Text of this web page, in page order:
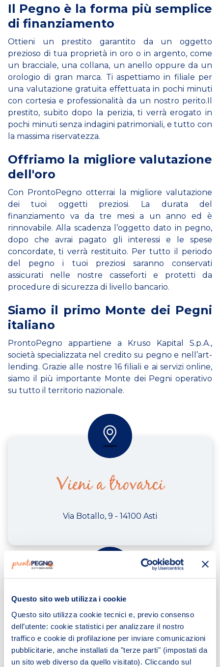
Questo sito web utilizza i cookie
Questo sito utilizza cookie tecnici e, previo consenso
dell’utente: cookie statistici per analizzare il nostro
traffico e cookie di profilazione per inviare comunicazioni
pubblicitarie, anche installati da "terze parti" (impostati da
un sito web diverso da quello visitato). Cliccando sul
Il Pegno è la forma più semplice
di finanziamento
Ottieni un prestito garantito da un oggetto
prezioso di tua proprietà in oro o in argento, come
un bracciale, una collana, un anello oppure da un
orologio di gran marca. Ti aspettiamo in filiale per
una valutazione gratuita effettuata in pochi minuti
con cortesia e professionalità da un nostro perito.Il
prestito, subito dopo la perizia, ti verrà erogato in
pochi minuti senza indagini patrimoniali, e tutto con
la massima riservatezza.
Offriamo la migliore valutazione
dell'oro
Con ProntoPegno otterrai la migliore valutazione
dei tuoi oggetti preziosi. La durata del
finanziamento va da tre mesi a un anno ed è
rinnovabile. Alla scadenza l’oggetto dato in pegno,
dopo che avrai pagato gli interessi e le spese
concordate, ti verrà restituito. Per tutto il periodo
del pegno i tuoi preziosi saranno conservati
assicurati nelle nostre casseforti e protetti da
procedure di sicurezza di livello bancario.
Siamo il primo Monte dei Pegni
italiano
ProntoPegno appartiene a Kruso Kapital S.p.A.,
società specializzata nel credito su pegno e nell’art-
lending. Grazie alle nostre 16 filiali e ai servizi online,
siamo il più importante Monte dei Pegni operativo
su tutto il territorio nazionale.
Vieni a trovarci
Via Botallo, 9 - 14100 Asti
Contattaci
Tel.01411845000